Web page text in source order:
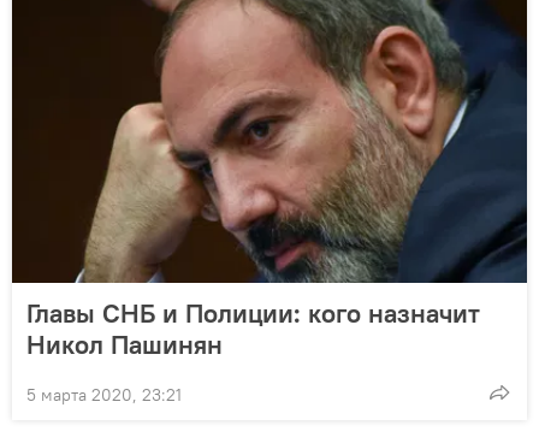
Главы СНБ и Полиции: кого назначит
Никол Пашинян
5 марта 2020, 23:21